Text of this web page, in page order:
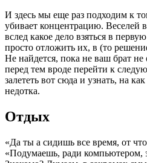
И здесь мы еще раз подходим к
убивает концентрацию. Веселей
вслед какое дело взяться в
просто отложить их, в (то
Не найдется, пока не ваш брат
перед тем вроде перейти к
залететь вот сюда и узнать, на
недотка.
Отдых
«Да ты а сидишь все время, от что
«Подумаешь, ради компьютером,